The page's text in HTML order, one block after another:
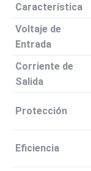
Característica
Voltaje de
Entrada
Corriente de
Salida
Protección
Eficiencia